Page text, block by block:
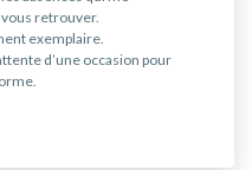
vous retrouver.
exemplaire.
d’une occasion pour